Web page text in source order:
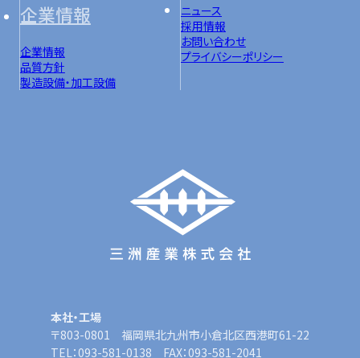
企業情報
企業情報
品質方針
製造設備・加工設備
ニュース
採用情報
お問い合わせ
プライバシーポリシー
本社・工場
〒803-0801 福岡県北九州市小倉北区西港町61-22
TEL：093-581-0138 FAX：093-581-2041